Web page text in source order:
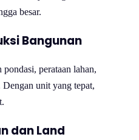
besar.
Bangunan
perataan lahan,
Dengan unit yang tepat,
dan Land